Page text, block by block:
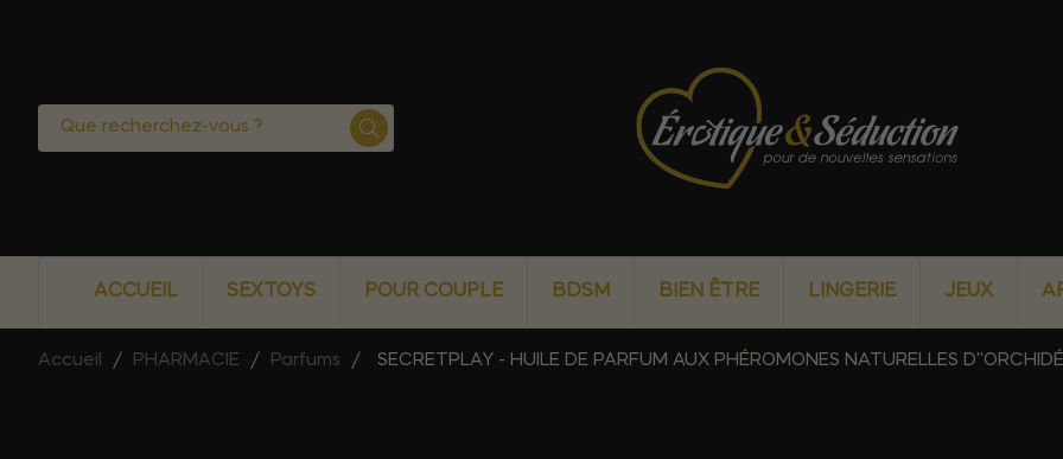
ACCUEIL SEXTOYS POUR COUPLE BDSM BIEN ÊTRE LINGERIE JEUX
Accueil PHARMACIE Parfums SECRETPLAY - HUILE DE PARFUM AUX PHÉROMONES NATURELLES